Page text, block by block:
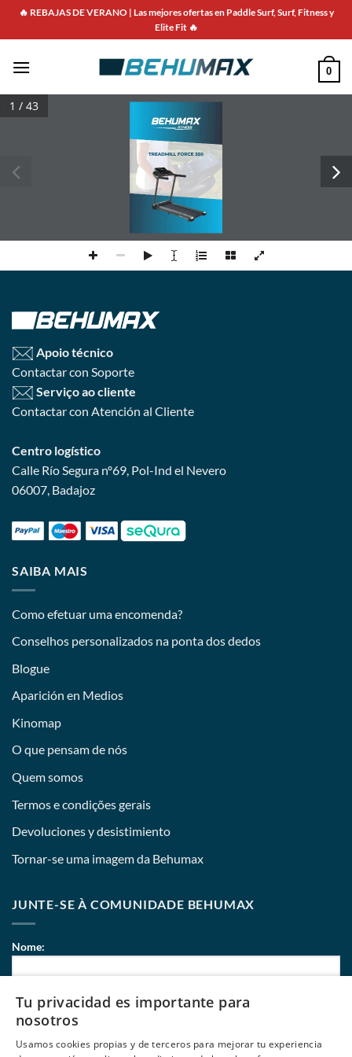
Saltar
conteúdo
🔥 REBAJAS DE VERANO | Las mejores ofertas en Paddle Surf, Surf, Fitness y
Elite Fit 🔥
0
1 / 43
Apoio técnico
Contactar con Soporte
Serviço ao cliente
Contactar con Atención al Cliente
Centro logístico
Calle Río Segura nº69, Pol-Ind el Nevero
06007, Badajoz
SAIBA MAIS
Como efetuar uma encomenda?
Conselhos personalizados na ponta dos dedos
Blogue
Aparición en Medios
Kinomap
O que pensam de nós
Quem somos
Termos e condições gerais
Devoluciones y desistimiento
Tornar-se uma imagem da Behumax
JUNTE-SE À COMUNIDADE BEHUMAX
Nome:
Correio eletrónico:
Tu privacidad es importante para
nosotros
Usamos cookies propias y de terceros para mejorar tu experiencia